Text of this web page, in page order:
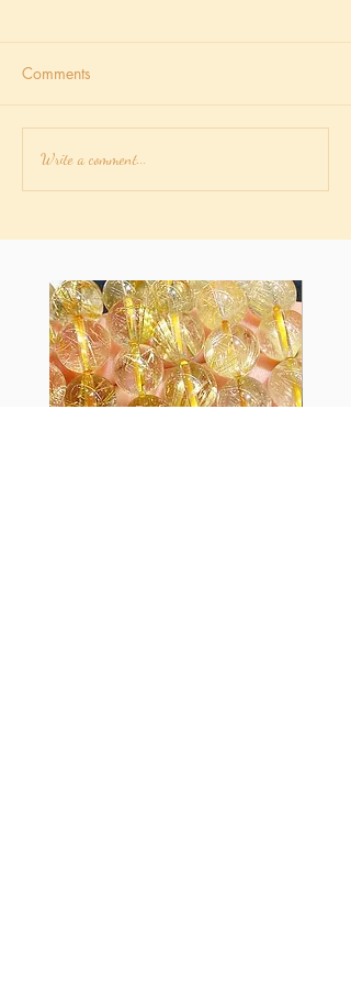
幸運之輪Wheel of
fortune【正位/逆位金錢事
析】【X】
Comments
Write a comment...